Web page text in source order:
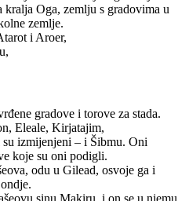
kralja Oga, zemlju s gradovima u
zemlje.
i Aroer,
gradove i torove za stada.
Eleale, Kirjatajim,
izmijenjeni – i Šibmu. Oni
koje su oni podigli.
odu u Gilead, osvoje ga i
sinu Makiru, i on se u njemu